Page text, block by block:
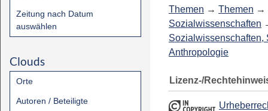
Zeitung nach Datum
auswählen
Clouds
Orte
Autoren / Beteiligte
Themen → Themen →
Sozialwissenschaften
Sozialwissenschaften,
Anthropologie
Lizenz-/